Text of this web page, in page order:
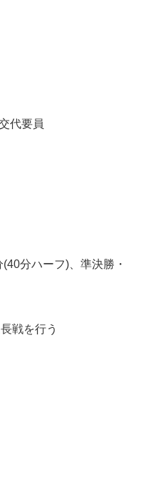
代要員
分ハーフ)、準決勝・
戦を行う